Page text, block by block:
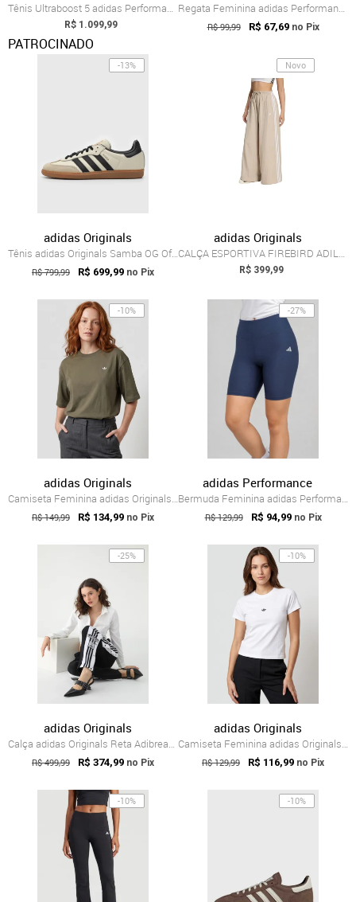
Tênis Ultraboost 5 adidas Performance Preto
R$ 1.099,99
PATROCINADO
Regata Feminina adidas Performance Básic...
R$ 99,99 R$ 67,69 no Pix
-13%
adidas Originals
Tênis adidas Originals Samba OG Off-White
R$ 799,99 R$ 699,99 no Pix
Novo
adidas Originals
CALÇA ESPORTIVA FIREBIRD ADILENIUM adida...
R$ 399,99
-10%
adidas Originals
Camiseta Feminina adidas Originals Trefo...
R$ 149,99 R$ 134,99 no Pix
-27%
adidas Performance
Bermuda Feminina adidas Performance Tr B...
R$ 129,99 R$ 94,99 no Pix
-25%
adidas Originals
Calça adidas Originals Reta Adibreak Preta
R$ 499,99 R$ 374,99 no Pix
-10%
adidas Originals
Camiseta Feminina adidas Originals Trefoil Branca
R$ 129,99 R$ 116,99 no Pix
-10% -10%